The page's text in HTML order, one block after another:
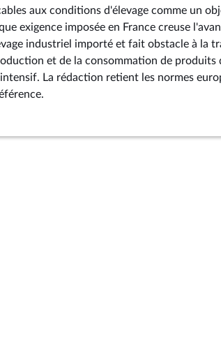
aux conditions d'élevage comme un
exigence imposée en France creuse
industriel importé et fait obstacle à la
et de la consommation de produits
La rédaction retient les normes